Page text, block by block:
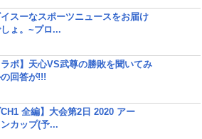
スーなスポーツニュースをお届け
ょ。~プロ...
ラボ】天心VS武尊の勝敗を聞いてみ
回答が!!!
CH1 全編】大会第2日 2020 アー
カップ(予...